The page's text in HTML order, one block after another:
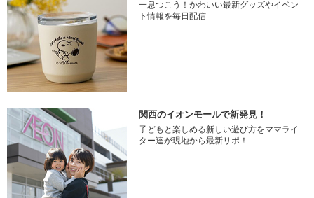
一息つこう！かわいい最新グッズやイベン
ト情報を毎日配信
関西のイオンモールで新発見！
子どもと楽しめる新しい遊び方をママライ
ター達が現地から最新リポ！